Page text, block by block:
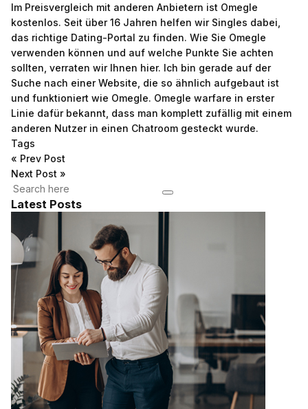
Im Preisvergleich mit anderen Anbietern ist Omegle
kostenlos. Seit über 16 Jahren helfen wir Singles dabei,
das richtige Dating-Portal zu finden. Wie Sie Omegle
verwenden können und auf welche Punkte Sie achten
sollten, verraten wir Ihnen hier. Ich bin gerade auf der
Suche nach einer Website, die so ähnlich aufgebaut ist
und funktioniert wie Omegle. Omegle warfare in erster
Linie dafür bekannt, dass man komplett zufällig mit einem
anderen Nutzer in einen Chatroom gesteckt wurde.
Tags
« Prev Post
Next Post »
Latest Posts